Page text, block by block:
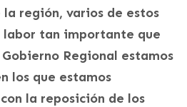
región, varios de estos
labor tan importante que
Regional estamos
los que estamos
la reposición de los